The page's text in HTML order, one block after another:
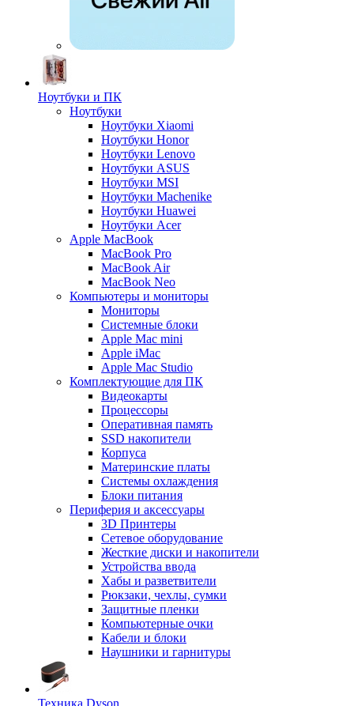
Ноутбуки и ПК
Ноутбуки
Ноутбуки Xiaomi
Ноутбуки Honor
Ноутбуки Lenovo
Ноутбуки ASUS
Ноутбуки MSI
Ноутбуки Machenike
Ноутбуки Huawei
Ноутбуки Acer
Apple MacBook
MacBook Pro
MacBook Air
MacBook Neo
Компьютеры и мониторы
Мониторы
Системные блоки
Apple Mac mini
Apple iMac
Apple Mac Studio
Комплектующие для ПК
Видеокарты
Процессоры
Оперативная память
SSD накопители
Корпуса
Материнские платы
Системы охлаждения
Блоки питания
Периферия и аксессуары
3D Принтеры
Сетевое оборудование
Жесткие диски и накопители
Устройства ввода
Хабы и разветвители
Рюкзаки, чехлы, сумки
Защитные пленки
Компьютерные очки
Кабели и блоки
Наушники и гарнитуры
Техника Dyson